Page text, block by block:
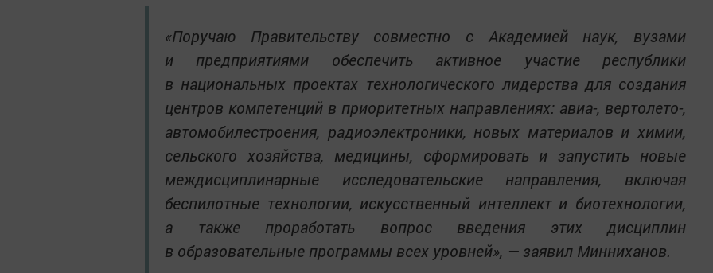
«Поручаю Правительству совместно с Академией наук, вузами
и предприятиями обеспечить активное участие республики
в национальных проектах технологического лидерства для создания
центров компетенций в приоритетных направлениях: авиа-, вертолето-,
автомобилестроения, радиоэлектроники, новых материалов и химии,
сельского хозяйства, медицины, сформировать и запустить новые
междисциплинарные исследовательские направления, включая
беспилотные технологии, искусственный интеллект и биотехнологии,
а также проработать вопрос введения этих дисциплин
в образовательные программы всех уровней», — заявил Минниханов.